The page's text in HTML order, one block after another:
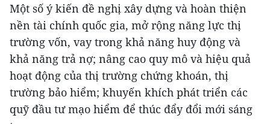
Một số ý kiến đề nghị xây dựng và hoàn thiện
nền tài chính quốc gia, mở rộng năng lực thị
trường vốn, vay trong khả năng huy động và
khả năng trả nợ; nâng cao quy mô và hiệu quả
hoạt động của thị trường chứng khoán, thị
trường bảo hiểm; khuyến khích phát triển các
quỹ đầu tư mạo hiểm để thúc đẩy đổi mới sáng